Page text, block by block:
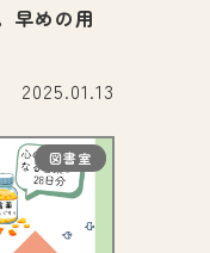
早めの用
2025.01.13
図書室